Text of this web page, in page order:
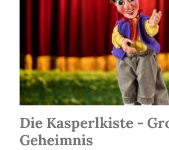
Die Kasperlkiste -
Geheimnis